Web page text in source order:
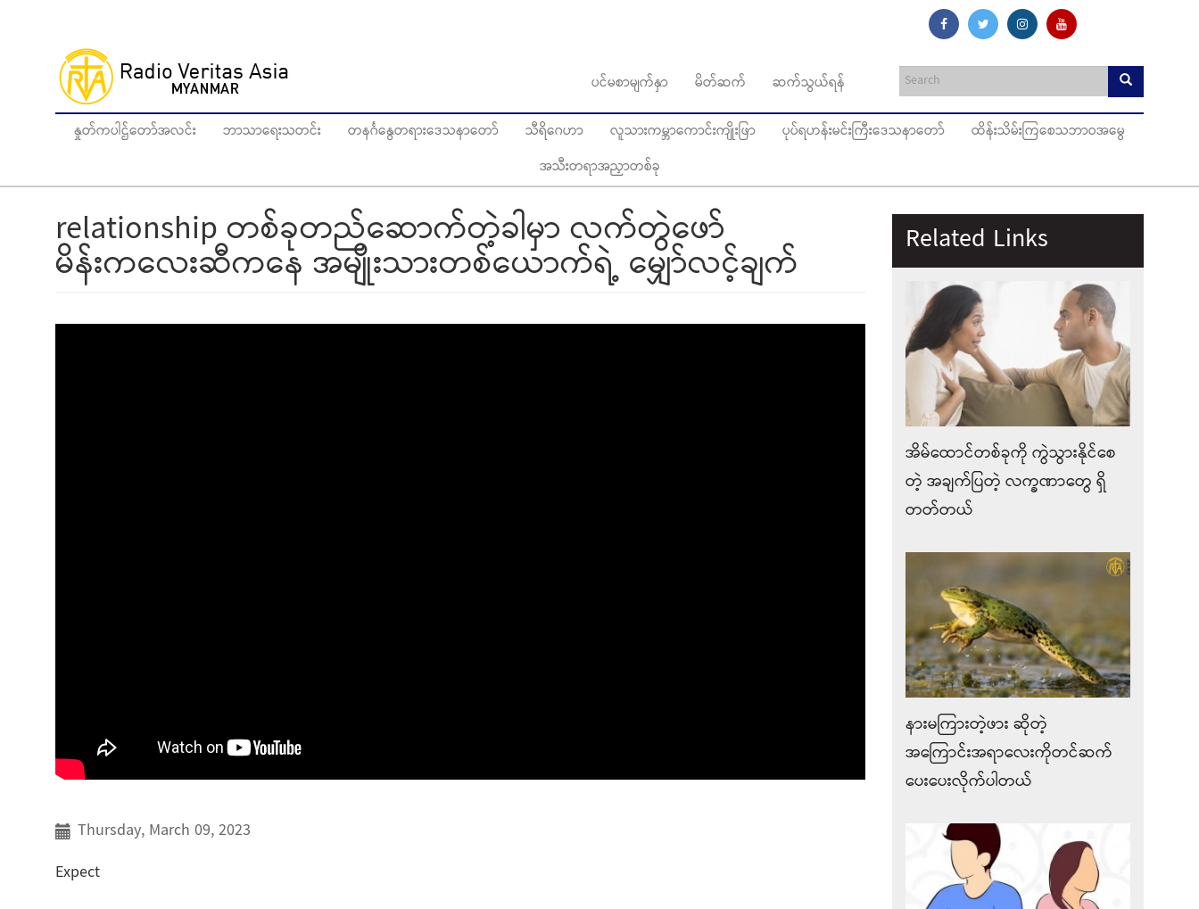
ပင်မစာမျက်နှာ မိတ်ဆက် ဆက်သွယ်ရန်
နှုတ်ကပါဌ်တော်အလင်း ဘာသာရေးသတင်း တနင်္ဂနွေတရားဒေသနာတော် သီရိဂေဟာ လူသားကမ္ဘာကောင်းကျိုးဖြာ ပုပ်ရဟန်းမင်းကြီးဒေသနာတော်
ထိန်းသိမ်းကြစေသဘာဝအမွေ
အသီးတရာအညှာတစ်ခု
relationship တစ်ခုတည်ဆောက်တဲ့ခါမှာ လက်တွဲဖော်
မိန်းကလေးဆီကနေ အမျိုးသားတစ်ယောက်ရဲ့ မျှော်လင့်ချက်
Thursday, March 09, 2023
Expect
Related Links
အိမ်ထောင်တစ်ခုကို ကွဲသွားနိုင်စေ
တဲ့ အချက်ပြတဲ့ လက္ခဏာတွေ ရှိ
တတ်တယ်
နားမကြားတဲ့ဖား ဆိုတဲ့
အကြောင်းအရာလေးကိုတင်ဆက်
ပေးပေးလိုက်ပါတယ်